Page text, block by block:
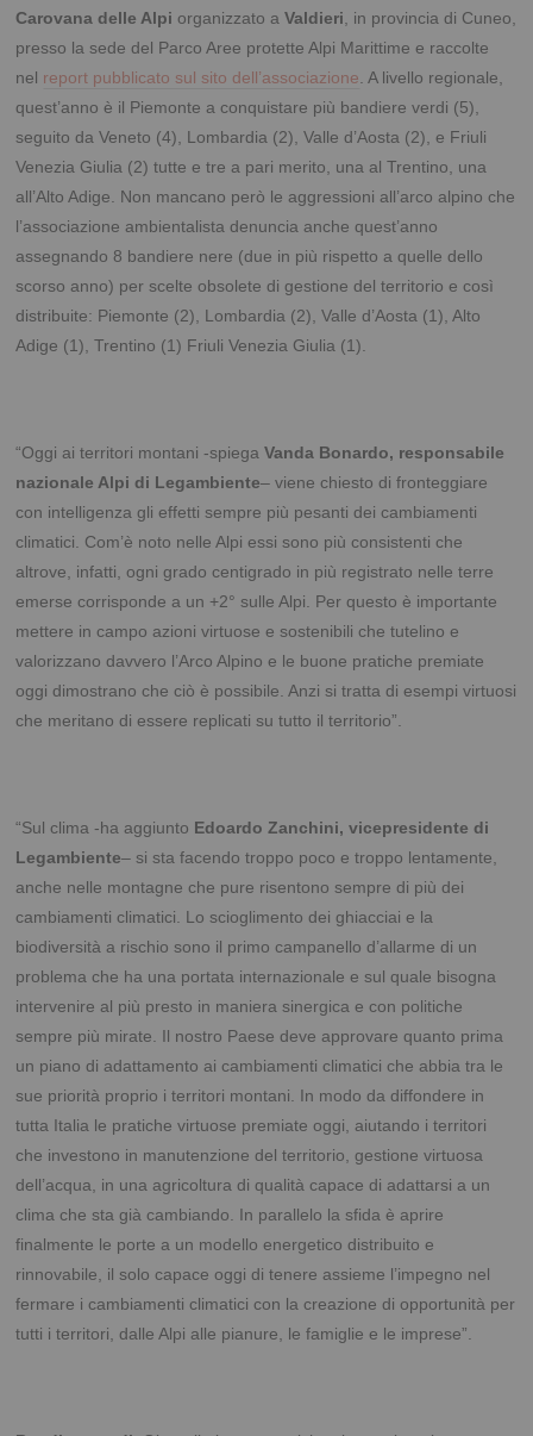
Carovana delle Alpi organizzato aValdieri , in provincia di Cuneo,
presso la sede del Parco Aree protette Alpi Marittime e raccolte
nel report pubblicato sul sito dell’associazione . A livello regionale,
quest’anno è il Piemonte a conquistare più bandiere verdi (5),
seguito da Veneto (4), Lombardia (2), Valle d’Aosta (2), e Friuli
Venezia Giulia (2) tutte e tre a pari merito, una al Trentino, una
all’Alto Adige. Non mancano però le aggressioni all’arco alpino che
l’associazione ambientalista denuncia anche quest’anno
assegnando 8 bandiere nere (due in più rispetto a quelle dello
scorso anno) per scelte obsolete di gestione del territorio e così
distribuite: Piemonte (2), Lombardia (2), Valle d’Aosta (1), Alto
Adige (1), Trentino (1) Friuli Venezia Giulia (1).
“Oggi ai territori montani -spiegaVanda Bonardo, responsabile
nazionale Alpi di Legambiente– viene chiesto di fronteggiare
con intelligenza gli effetti sempre più pesanti dei cambiamenti
climatici. Com’è noto nelle Alpi essi sono più consistenti che
altrove, infatti, ogni grado centigrado in più registrato nelle terre
emerse corrisponde a un +2° sulle Alpi. Per questo è importante
mettere in campo azioni virtuose e sostenibili che tutelino e
valorizzano davvero l’Arco Alpino e le buone pratiche premiate
oggi dimostrano che ciò è possibile. Anzi si tratta di esempi virtuosi
che meritano di essere replicati su tutto il territorio”.
“Sul clima -ha aggiunto Edoardo Zanchini, vicepresidente di
Legambiente– si sta facendo troppo poco e troppo lentamente,
anche nelle montagne che pure risentono sempre di più dei
cambiamenti climatici. Lo scioglimento dei ghiacciai e la
biodiversità a rischio sono il primo campanello d’allarme di un
problema che ha una portata internazionale e sul quale bisogna
intervenire al più presto in maniera sinergica e con politiche
sempre più mirate. Il nostro Paese deve approvare quanto prima
un piano di adattamento ai cambiamenti climatici che abbia tra le
sue priorità proprio i territori montani. In modo da diffondere in
tutta Italia le pratiche virtuose premiate oggi, aiutando i territori
che investono in manutenzione del territorio, gestione virtuosa
dell’acqua, in una agricoltura di qualità capace di adattarsi a un
clima che sta già cambiando. In parallelo la sfida è aprire
finalmente le porte a un modello energetico distribuito e
rinnovabile, il solo capace oggi di tenere assieme l’impegno nel
fermare i cambiamenti climatici con la creazione di opportunità per
tutti i territori, dalle Alpi alle pianure, le famiglie e le imprese”.